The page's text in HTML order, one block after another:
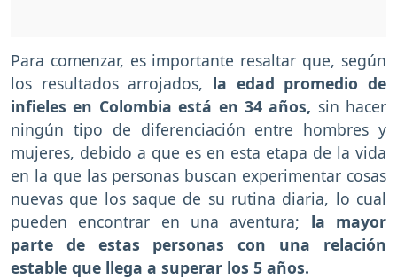
Para comenzar, es importante resaltar que, según
los resultados arrojados, la edad promedio de
infieles en Colombia está en 34 años, sin hacer
ningún tipo de diferenciación entre hombres y
mujeres, debido a que es en esta etapa de la vida
en la que las personas buscan experimentar cosas
nuevas que los saque de su rutina diaria, lo cual
pueden encontrar en una aventura; la mayor
parte de estas personas con una relación
estable que llega a superar los 5 años.